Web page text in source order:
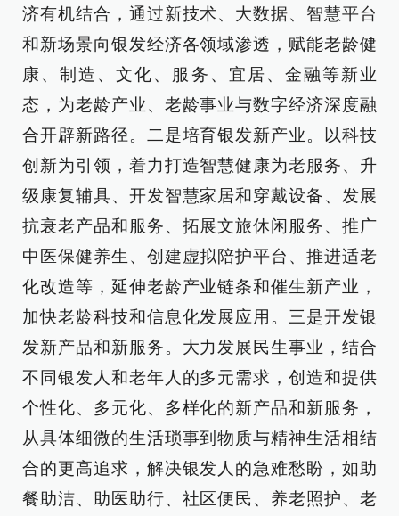
济有机结合，通过新技术、大数据、智慧平台
和新场景向银发经济各领域渗透，赋能老龄健
康、制造、文化、服务、宜居、金融等新业
态，为老龄产业、老龄事业与数字经济深度融
合开辟新路径。二是培育银发新产业。以科技
创新为引领，着力打造智慧健康为老服务、升
级康复辅具、开发智慧家居和穿戴设备、发展
抗衰老产品和服务、拓展文旅休闲服务、推广
中医保健养生、创建虚拟陪护平台、推进适老
化改造等，延伸老龄产业链条和催生新产业，
加快老龄科技和信息化发展应用。三是开发银
发新产品和新服务。大力发展民生事业，结合
不同银发人和老年人的多元需求，创造和提供
个性化、多元化、多样化的新产品和新服务，
从具体细微的生活琐事到物质与精神生活相结
合的更高追求，解决银发人的急难愁盼，如助
餐助洁、助医助行、社区便民、养老照护、老